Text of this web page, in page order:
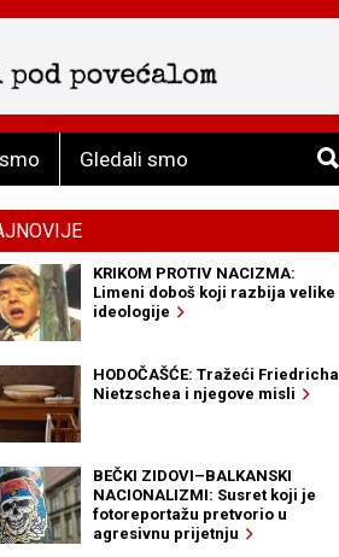
Gledali smo
KRIKOM PROTIV NACIZMA:
Limeni doboš koji razbija velike
ideologije
HODOČAŠĆE: Tražeći Friedricha
Nietzschea i njegove misli
BEČKI ZIDOVI–BALKANSKI
NACIONALIZMI: Susret koji je
fotoreportažu pretvorio u
agresivnu prijetnju